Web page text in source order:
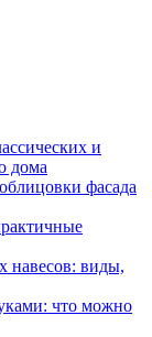
и
дома
фасада
навесов: виды,
что можно